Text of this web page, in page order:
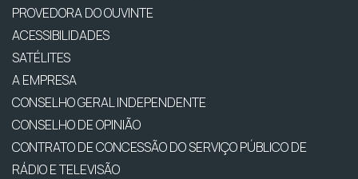
PROVEDORA DO OUVINTE
ACESSIBILIDADES
SATÉLITES
A EMPRESA
CONSELHO GERAL INDEPENDENTE
CONSELHO DE OPINIÃO
CONTRATO DE CONCESSÃO DO SERVIÇO PÚBLICO DE
RÁDIO E TELEVISÃO